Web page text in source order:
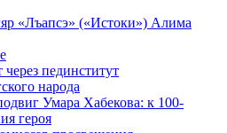
«Лъапсэ» («Истоки») Алима
через пединститут
народа
Умара Хабекова: к 100-
героя